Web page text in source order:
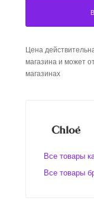
Цена
магазина и может
магазинах
Все товары
Все товары